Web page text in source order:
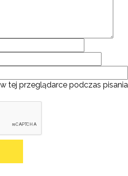
tej przeglądarce podczas pisania